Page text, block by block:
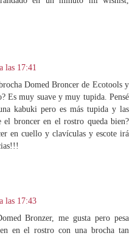
las 17:41
Domed Broncer de Ecotools y
Es muy suave y muy tupida. Pensé
kabuki pero es más tupida y las
el broncer en el rostro queda bien?
en cuello y clavículas y escote irá
las 17:43
Bronzer, me gusta pero pesa
en el rostro con una brocha tan